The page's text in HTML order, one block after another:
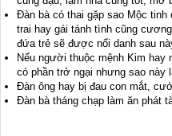
Đàn bà có thai gặp sao Mộc
trai hay gái tánh tình cũng
đứa trẻ sẽ được nổi danh sau
Nếu người thuộc mệnh Kim hay
có phần trở ngại nhưng sao này
Đàn ông hay bị đau con mắt,
Đàn bà tháng chạp làm ăn phát